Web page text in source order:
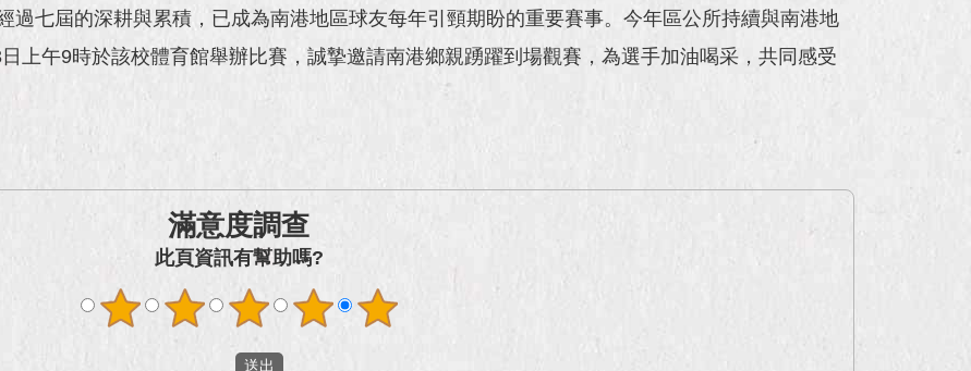
過七屆的深耕與累積，已成為南港地區球友每年引頸期盼的重要賽事。今年區公所持續與南港地
上午9時於該校體育館舉辦比賽，誠摯邀請南港鄉親踴躍到場觀賽，為選手加油喝采，共同感受
滿意度調查
此頁資訊有幫助嗎?